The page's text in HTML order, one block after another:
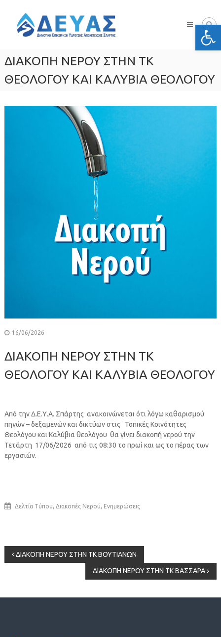
content
Δ.Ε.Υ.Α.
Σπάρτης
Δημοτική
Αποχέτευσης
ΔΙΑΚΟΠΗ ΝΕΡΟΥ ΣΤΗΝ ΤΚ
ΘΕΟΛΟΓΟΥ ΚΑΙ ΚΑΛΥΒΙΑ ΘΕΟΛΟΓΟΥ
16/06/2026
ΔΙΑΚΟΠΗ ΝΕΡΟΥ ΣΤΗΝ ΤΚ
ΘΕΟΛΟΓΟΥ ΚΑΙ ΚΑΛΥΒΙΑ ΘΕΟΛΟΓΟΥ
Από την Δ.Ε.Υ.Α. Σπάρτης ανακοινώνεται ότι λόγω καθαρισμού
πηγών – δεξαμενών και δικτύων στις Τοπικές Κοινότητες
Θεολόγου και Καλύβια θεολόγου θα γίνει διακοπή νερού την
Τετάρτη 17/06/2026 από τις 08:30 το πρωί και ως το πέρας των
εργασιών.
Δελτία Τύπου, Διακοπές Νερού, Ενημερώσεις
Πλοήγηση
ΔΙΑΚΟΠΗ ΝΕΡΟΥ ΣΤΗΝ ΤΚ ΒΟΥΤΙΑΝΩΝ
ΔΙΑΚΟΠΗ ΝΕΡΟΥ ΣΤΗΝ ΤΚ ΒΑΣΣΑΡΑ